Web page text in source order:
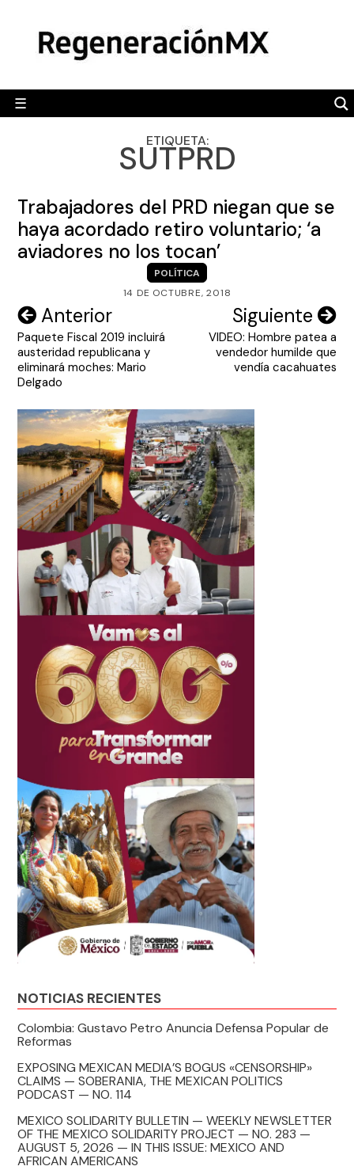
content
☰
POLÍTICA
CAMALEÓN
OPINIÓN
ENGLISH SECTION
VIDEOS
ETIQUETA:
SUTPRD
Trabajadores del PRD niegan que se
haya acordado retiro voluntario; ‘a
aviadores no los tocan’
POLÍTICA
14 DE OCTUBRE, 2018
Navegación
de
entradas
Anterior
Paquete Fiscal 2019 incluirá
austeridad republicana y
eliminará moches: Mario
Delgado
Siguiente
VIDEO: Hombre patea a
vendedor humilde que
vendía cacahuates
NOTICIAS RECIENTES
Colombia: Gustavo Petro Anuncia Defensa Popular de
Reformas
EXPOSING MEXICAN MEDIA’S BOGUS «CENSORSHIP»
CLAIMS — SOBERANIA, THE MEXICAN POLITICS
PODCAST — NO. 114
MEXICO SOLIDARITY BULLETIN — WEEKLY NEWSLETTER
OF THE MEXICO SOLIDARITY PROJECT — NO. 283 —
AUGUST 5, 2026 — IN THIS ISSUE: MEXICO AND
AFRICAN AMERICANS